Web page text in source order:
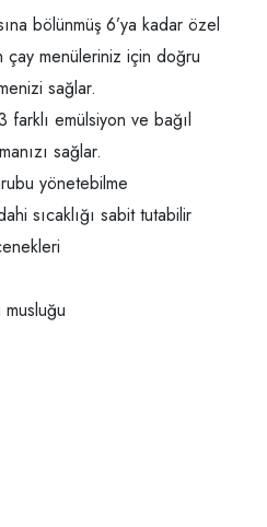
bölünmüş 6’ya kadar özel
çay menüleriniz için doğru
sağlar.
emülsiyon ve bağıl
sağlar.
yönetebilme
sıcaklığı sabit tutabilir